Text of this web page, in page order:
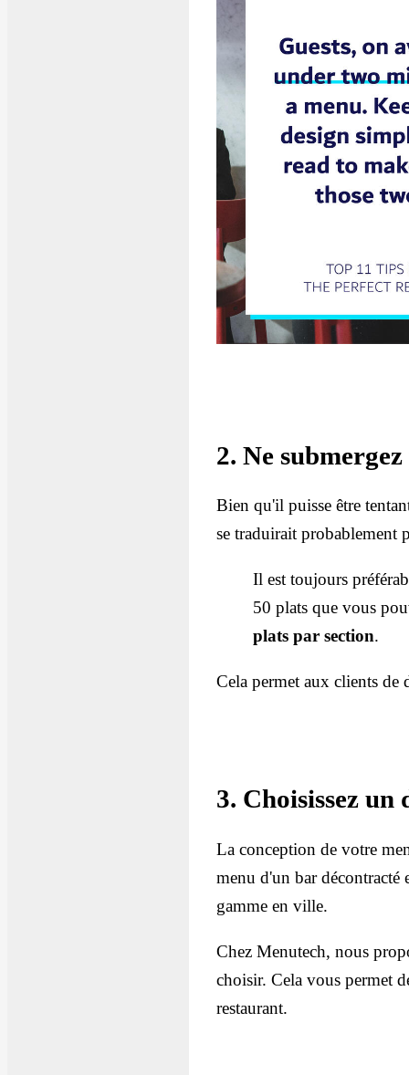
2. Ne
Bien qu'il puisse être
se traduirait probablement
Il est toujours
50 plats que vous
plats par section.
Cela permet aux clients de
3. Choisissez un
La conception de votre
menu d'un bar décontracté
gamme en ville.
Chez Menutech, nous
choisir. Cela vous permet
restaurant.